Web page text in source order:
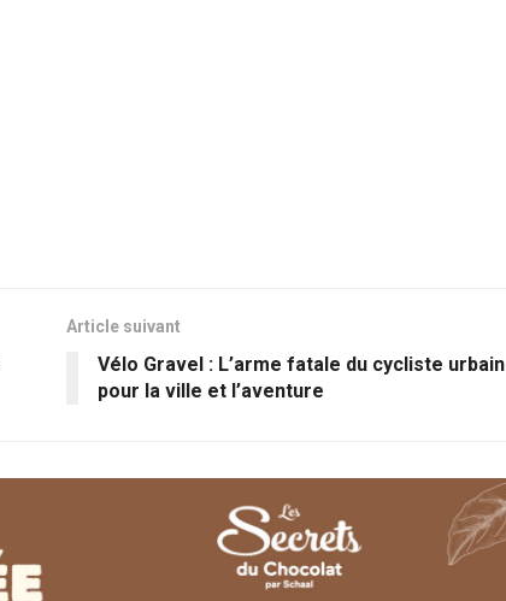
Article suivant
Vélo Gravel : L’arme fatale du cycliste urbain
pour la ville et l’aventure